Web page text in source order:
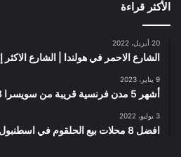
الأكثر قراءة
20 أبريل، 2022
الشارع الاحمر في هولندا | الشارع
9 يناير، 2023
أشهر 5 مدن فرنسية قريبة من سويسرا 2023
3 يوليو، 2022
افضل 8 محلات بيع الحلقوم في اسطنبول وتركيا